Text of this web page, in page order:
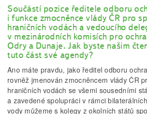
Součástí pozice ředitele odboru
i funkce zmocněnce vlády ČR pro
hraničních vodách a vedoucího
v mezinárodních komisích pro
Odry a Dunaje. Jak byste našim
tuto část své agendy?
Ano máte pravdu, jako ředitel odboru
rovněž jmenován zmocněncem vlády ČR
hraničních vodách se všemi sousedními
a zavedené spolupráci v rámci
vody můžeme s kolegy z okolních států